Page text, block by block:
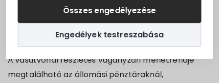
Összes engedélyezése
Engedélyek testreszabása
Turizmus
Választási információk
Választási szervek
eltérően egyes vonatok esetén az utasoknak
Magyarbóly/Villány állomáson másik szerelvénybe
kell átszállniuk.
A vasútvonal részletes vágányzári menetrendje
megtalálható az állomási pénztáraknál,